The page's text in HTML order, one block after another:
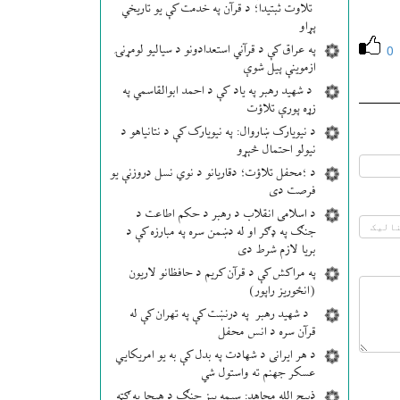
تلاوت ثبتیدا؛ د قرآن په خدمت کې یو تاریخي
پړاو
په عراق کې د قرآني استعدادونو د سیالیو لومړنۍ
ازموینې پیل شوې
د شهید رهبر په یاد کې د احمد ابوالقاسمي په
زړه پورې تلاؤت
د نیویارک ښاروال: په نیویارک کې د نتانیاهو د
نیولو احتمال څېړو
د ؛محفل تلاؤت؛ دقاریانو د نوي نسل دروزنې یو
فرصت دی
د اسلامی انقلاب د رهبر د حکم اطاعت د
جنګ په ډګر او له دښمن سره په مبارزه کې د
بریا لازم شرط دی
په مراکش کې د قرآن کریم د حافظانو لاریون
(انځوریز راپور)
د شهید رهبر په درنښت کې په تهران کې له
قرآن سره د انس محفل
د هر ایرانی د شهادت په بدل کې به یو امریکایي
عسکر جهنم ته واستول شي
0